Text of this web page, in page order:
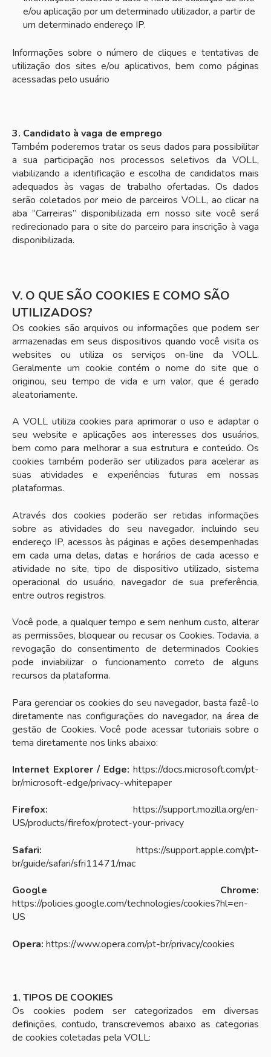
e/ou aplicação por um determinado utilizador, a partir de
um determinado endereço IP.
Informações sobre o número de cliques e tentativas de
utilização dos sites e/ou aplicativos, bem como páginas
acessadas pelo usuário
3. Candidato à vaga de emprego
Também poderemos tratar os seus dados para possibilitar
a sua participação nos processos seletivos da VOLL,
viabilizando a identificação e escolha de candidatos mais
adequados às vagas de trabalho ofertadas. Os dados
serão coletados por meio de parceiros VOLL, ao clicar na
aba “Carreiras” disponibilizada em nosso site você será
redirecionado para o site do parceiro para inscrição à vaga
disponibilizada.
V. O QUE SÃO COOKIES E COMO SÃO
UTILIZADOS?
Os cookies são arquivos ou informações que podem ser
armazenadas em seus dispositivos quando você visita os
websites ou utiliza os serviços on-line da VOLL.
Geralmente um cookie contém o nome do site que o
originou, seu tempo de vida e um valor, que é gerado
aleatoriamente.
A VOLL utiliza cookies para aprimorar o uso e adaptar o
seu website e aplicações aos interesses dos usuários,
bem como para melhorar a sua estrutura e conteúdo. Os
cookies também poderão ser utilizados para acelerar as
suas atividades e experiências futuras em nossas
plataformas.
Através dos cookies poderão ser retidas informações
sobre as atividades do seu navegador, incluindo seu
endereço IP, acessos às páginas e ações desempenhadas
em cada uma delas, datas e horários de cada acesso e
atividade no site, tipo de dispositivo utilizado, sistema
operacional do usuário, navegador de sua preferência,
entre outros registros.
Você pode, a qualquer tempo e sem nenhum custo, alterar
as permissões, bloquear ou recusar os Cookies. Todavia, a
revogação do consentimento de determinados Cookies
pode inviabilizar o funcionamento correto de alguns
recursos da plataforma.
Para gerenciar os cookies do seu navegador, basta fazê-lo
diretamente nas configurações do navegador, na área de
gestão de Cookies. Você pode acessar tutoriais sobre o
tema diretamente nos links abaixo:
Internet Explorer / Edge: https://docs.microsoft.com/pt-
br/microsoft-edge/privacy-whitepaper
Firefox: https://support.mozilla.org/en-
US/products/firefox/protect-your-privacy
Safari: https://support.apple.com/pt-
br/guide/safari/sfri11471/mac
Google Chrome:
https://policies.google.com/technologies/cookies?hl=en-
US
Opera: https://www.opera.com/pt-br/privacy/cookies
1. TIPOS DE COOKIES
Os cookies podem ser categorizados em diversas
definições, contudo, transcrevemos abaixo as categorias
de cookies coletadas pela VOLL: